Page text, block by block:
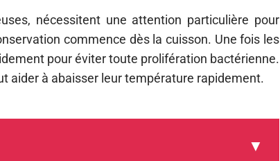
nécessitent une attention particulière pour
commence dès la cuisson. Une fois les
pour éviter toute prolifération bactérienne.
aider à abaisser leur température rapidement.